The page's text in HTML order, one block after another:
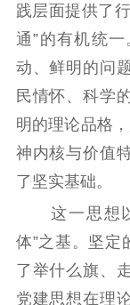
践层面提供了
通”的有机统
动、鲜明的问
民情怀、科学
明的理论品格
神内核与价值
了坚实基础。
这一思想以“
体”之基。坚定
了举什么旗、
党建思想在理